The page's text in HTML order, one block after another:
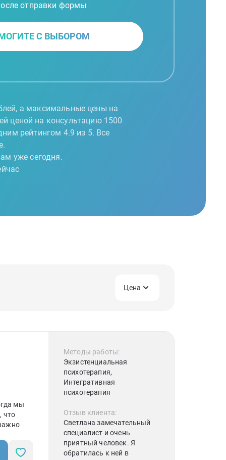
отправки формы
С ВЫБОРОМ
а максимальные цены на
ценой на консультацию 1500
рейтингом 4.9 из 5. Все
уже сегодня.
Цена
мы
что
Методы работы:
Экзистенциальная
психотерапия,
Интегративная
психотерапия
Отзыв клиента:
Светлана замечательный
специалист и очень
приятный человек. Я
обратилась к ней в